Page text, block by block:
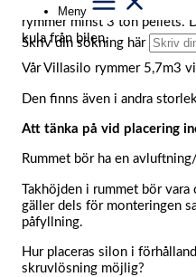
Meny
Skriv din sökning här
Till en vanlig villabrännare
rymmer minst 3 ton pellets.
kula från bilen.
Vår Villasilo rymmer 5,7m3
Den finns även i andra
Att tänka på vid placering
Rummet bör ha en
Takhöjden i rummet bör
gäller dels för monteringen
påfyllning.
Hur placeras silon i
skruvlösning möjlig?